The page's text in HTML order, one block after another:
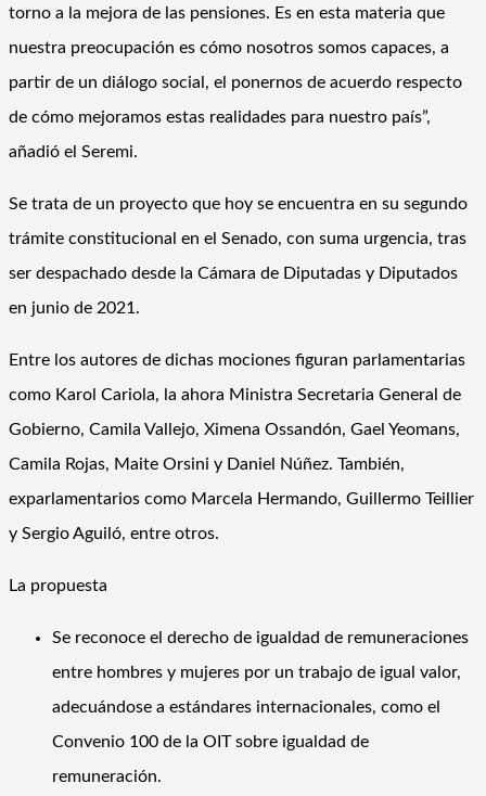
torno a la mejora de las pensiones. Es en esta materia que
nuestra preocupación es cómo nosotros somos capaces, a
partir de un diálogo social, el ponernos de acuerdo respecto
de cómo mejoramos estas realidades para nuestro país”,
añadió el Seremi.
Se trata de un proyecto que hoy se encuentra en su segundo
trámite constitucional en el Senado, con suma urgencia, tras
ser despachado desde la Cámara de Diputadas y Diputados
en junio de 2021.
Entre los autores de dichas mociones figuran parlamentarias
como Karol Cariola, la ahora Ministra Secretaria General de
Gobierno, Camila Vallejo, Ximena Ossandón, Gael Yeomans,
Camila Rojas, Maite Orsini y Daniel Núñez. También,
exparlamentarios como Marcela Hermando, Guillermo Teillier
y Sergio Aguiló, entre otros.
La propuesta
Se reconoce el derecho de igualdad de remuneraciones
entre hombres y mujeres por un trabajo de igual valor,
adecuándose a estándares internacionales, como el
Convenio 100 de la OIT sobre igualdad de
remuneración.